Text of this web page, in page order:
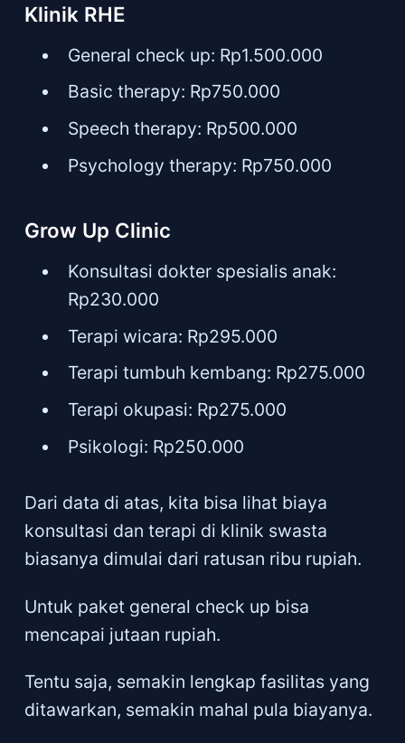
Klinik RHE
General check up: Rp1.500.000
Basic therapy: Rp750.000
Speech therapy: Rp500.000
Psychology therapy: Rp750.000
Grow Up Clinic
Konsultasi dokter spesialis anak:
Rp230.000
Terapi wicara: Rp295.000
Terapi tumbuh kembang: Rp275.000
Terapi okupasi: Rp275.000
Psikologi: Rp250.000
Dari data di atas, kita bisa lihat biaya
konsultasi dan terapi di klinik swasta
biasanya dimulai dari ratusan ribu rupiah.
Untuk paket general check up bisa
mencapai jutaan rupiah.
Tentu saja, semakin lengkap fasilitas yang
ditawarkan, semakin mahal pula biayanya.